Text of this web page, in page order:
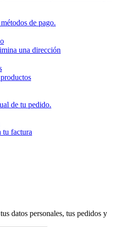
de pago.
una dirección
de tu pedido.
tu factura
datos personales, tus pedidos y